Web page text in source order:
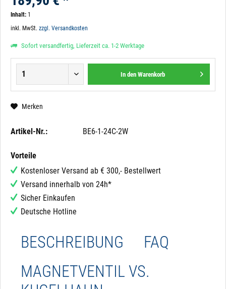
Inhalt: 1
inkl. MwSt. zzgl. Versandkosten
Sofort versandfertig, Lieferzeit ca. 1-2 Werktage
In den Warenkorb
Merken
Artikel-Nr.: BE6-1-24C-2W
Vorteile
Kostenloser Versand ab € 300,- Bestellwert
Versand innerhalb von 24h*
Sicher Einkaufen
Deutsche Hotline
BESCHREIBUNG
FAQ
MAGNETVENTIL VS.